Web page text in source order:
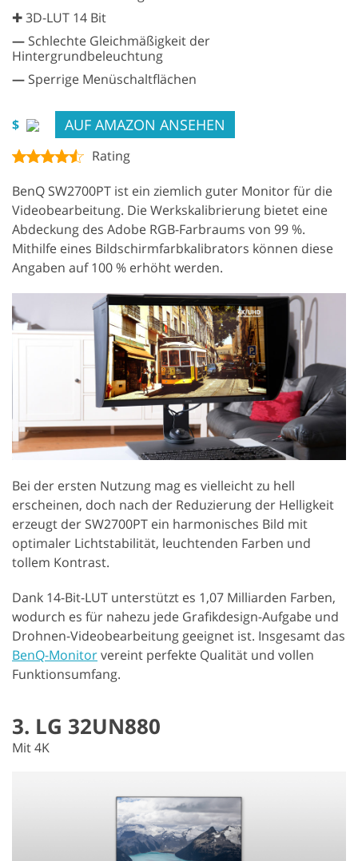
✚ 3D-LUT 14 Bit
— Schlechte Gleichmäßigkeit der
Hintergrundbeleuchtung
— Sperrige Menüschaltflächen
$ AUF AMAZON ANSEHEN
Rating
BenQ SW2700PT ist ein ziemlich guter Monitor für die
Videobearbeitung. Die Werkskalibrierung bietet eine
Abdeckung des Adobe RGB-Farbraums von 99 %.
Mithilfe eines Bildschirmfarbkalibrators können diese
Angaben auf 100 % erhöht werden.
Bei der ersten Nutzung mag es vielleicht zu hell
erscheinen, doch nach der Reduzierung der Helligkeit
erzeugt der SW2700PT ein harmonisches Bild mit
optimaler Lichtstabilität, leuchtenden Farben und
tollem Kontrast.
Dank 14-Bit-LUT unterstützt es 1,07 Milliarden Farben,
wodurch es für nahezu jede Grafikdesign-Aufgabe und
Drohnen-Videobearbeitung geeignet ist. Insgesamt das
BenQ-Monitorvereint perfekte Qualität und vollen
Funktionsumfang.
3. LG 32UN880
Mit 4K